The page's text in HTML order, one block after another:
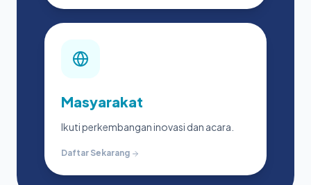
Masyarakat
Ikuti perkembangan inovasi dan acara.
Daftar Sekarang